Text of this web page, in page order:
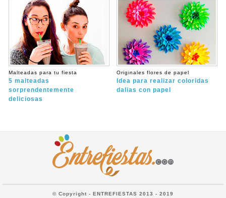
Malteadas para tu fiesta
5 malteadas
sorprendentemente
deliciosas
Originales flores de papel
Idea para realizar coloridas
dalias con papel
© Copyright - ENTREFIESTAS 2013 - 2019